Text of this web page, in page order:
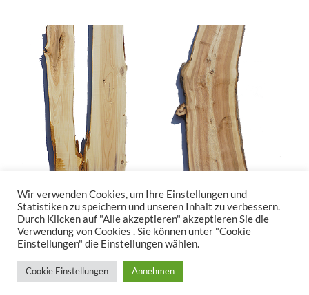
15
55,00€
9
70,00€
Wir verwenden Cookies, um Ihre Einstellungen und
Statistiken zu speichern und unseren Inhalt zu verbessern.
Durch Klicken auf "Alle akzeptieren" akzeptieren Sie die
Verwendung von Cookies . Sie können unter "Cookie
Einstellungen" die Einstellungen wählen.
Cookie Einstellungen Annehmen